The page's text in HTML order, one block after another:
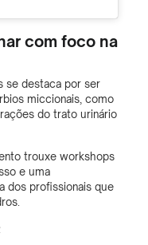
com foco na
se destaca por ser
miccionais, como
do trato urinário
trouxe workshops
e uma
dos profissionais que